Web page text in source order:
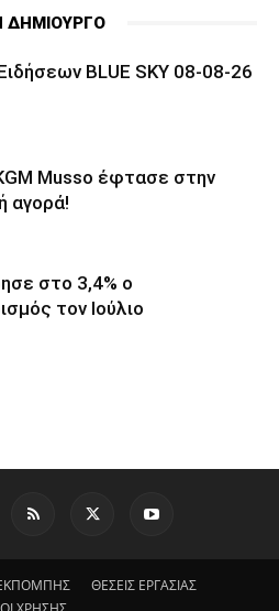
ΔΗΜΙΟΥΡΓΟ
BLUE SKY 08-08-26
Musso έφτασε στην
αγορά!
στο 3,4% ο
τον Ιούλιο
ΘΕΣΕΙΣ ΕΡΓΑΣΙΑΣ